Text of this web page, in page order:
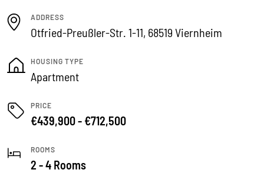
ADDRESS
Otfried-Preußler-Str. 1-11, 68519 Viernheim
HOUSING TYPE
Apartment
PRICE
€439,900 - €712,500
ROOMS
2 - 4 Rooms